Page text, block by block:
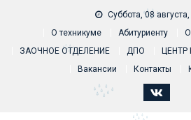
Суббота, 08
О техникуме
Абитуриенту
ЗАОЧНОЕ ОТДЕЛЕНИЕ
ДПО ЦЕНТР
Вакансии
Контакты